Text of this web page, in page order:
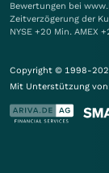
Bewertungen bei
Zeitverzögerung der
NYSE +20 Min. AMEX
Copyright © 1998-
Mit Unterstützung